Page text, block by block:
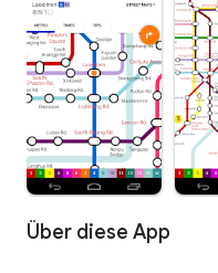
Über diese App